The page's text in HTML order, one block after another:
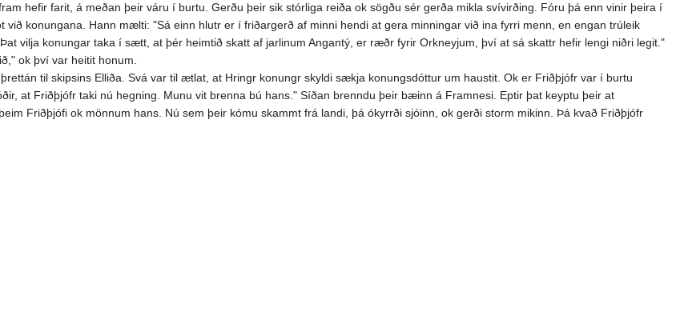
hefir farit, á meðan þeir váru í burtu. Gerðu þeir sik stórliga reiða ok sögðu sér gerða mikla svívirðing. Fóru þá enn vinir þeira í
við konungana. Hann mælti: "Sá einn hlutr er í friðargerð af minni hendi at gera minningar við ina fyrri menn, en engan trúleik
vilja konungar taka í sætt, at þér heimtið skatt af jarlinum Angantý, er ræðr fyrir Orkneyjum, því at sá skattr hefir lengi niðri legit."
ok því var heitit honum.
til skipsins Elliða. Svá var til ætlat, at Hringr konungr skyldi sækja konungsdóttur um haustit. Ok er Friðþjófr var í burtu
at Friðþjófr taki nú hegning. Munu vit brenna bú hans." Síðan brenndu þeir bæinn á Framnesi. Eptir þat keyptu þeir at
Friðþjófi ok mönnum hans. Nú sem þeir kómu skammt frá landi, þá ókyrrði sjóinn, ok gerði storm mikinn. Þá kvað Friðþjófr